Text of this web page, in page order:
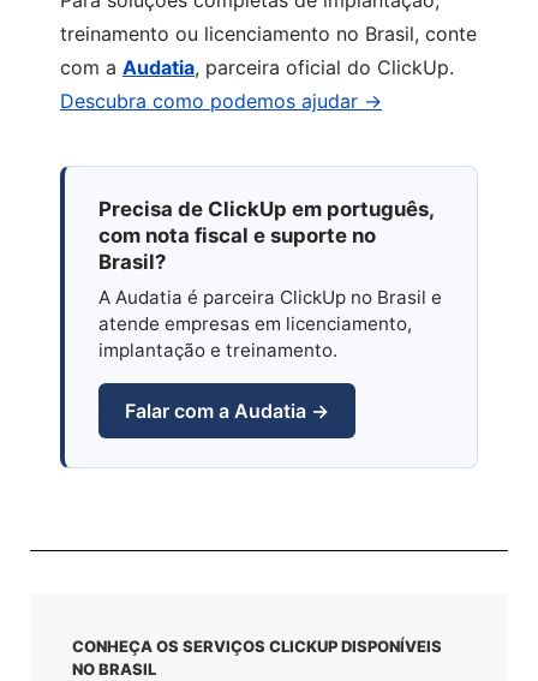
treinamento ou licenciamento no Brasil, conte
com a Audatia, parceira oficial do ClickUp.
Descubra como podemos ajudar →
Precisa de ClickUp em português,
com nota fiscal e suporte no
Brasil?
A Audatia é parceira ClickUp no Brasil e
atende empresas em licenciamento,
implantação e treinamento.
Falar com a Audatia →
CONHEÇA OS SERVIÇOS CLICKUP DISPONÍVEIS
NO BRASIL